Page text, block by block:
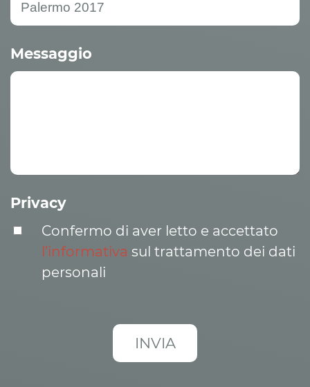
Messaggio
Privacy
Confermo di aver letto e accettato
l’informativa sul trattamento dei dati
personali